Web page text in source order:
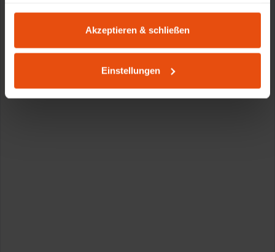
gesammelt haben.
Akzeptieren & schließen
Einstellungen